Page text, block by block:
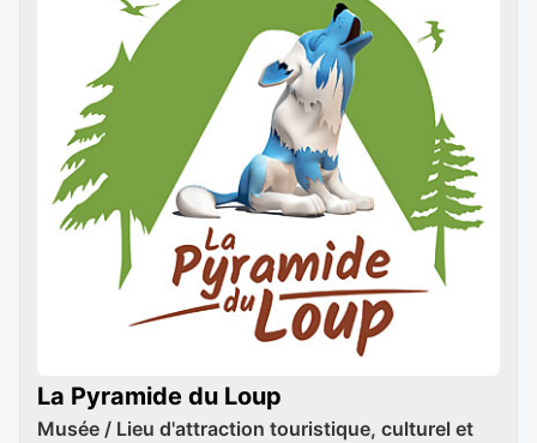
La Pyramide du Loup
Musée / Lieu d'attraction touristique, culturel et